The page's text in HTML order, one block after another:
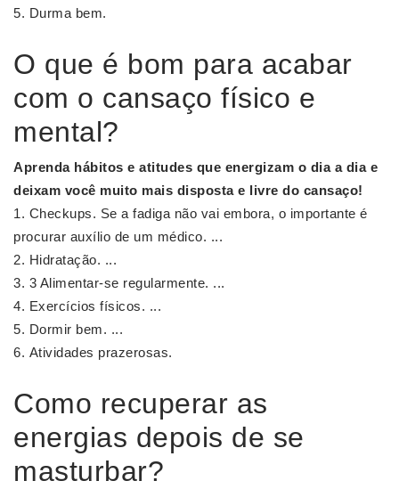
Durma bem.
O que é bom para acabar
com o cansaço físico e
mental?
Aprenda hábitos e atitudes que energizam o dia a dia e
deixam você muito mais disposta e livre do cansaço!
Checkups. Se a fadiga não vai embora, o importante é
procurar auxílio de um médico. ...
Hidratação. ...
3 Alimentar-se regularmente. ...
Exercícios físicos. ...
Dormir bem. ...
Atividades prazerosas.
Como recuperar as
energias depois de se
masturbar?